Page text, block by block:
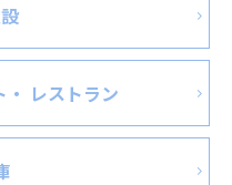
・ レストラン